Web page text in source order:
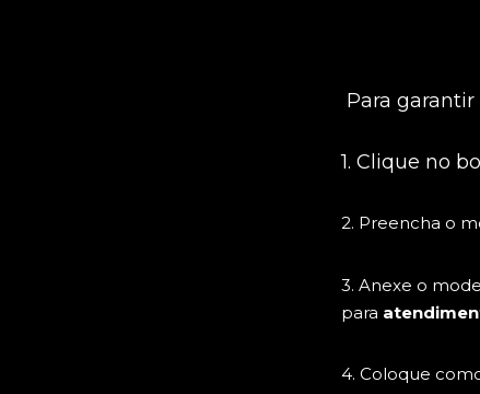
Para
1. Clique no
2. Preencha o
3. Anexe o
para
4. Coloque